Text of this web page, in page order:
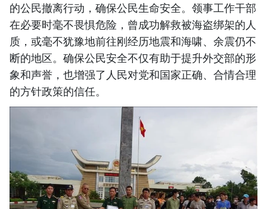
的公民撤离行动，确保公民生命安全。领事工作干部
在必要时毫不畏惧危险，曾成功解救被海盗绑架的人
质，或毫不犹豫地前往刚经历地震和海啸、余震仍不
断的地区。确保公民安全不仅有助于提升外交部的形
象和声誉，也增强了人民对党和国家正确、合情合理
的方针政策的信任。